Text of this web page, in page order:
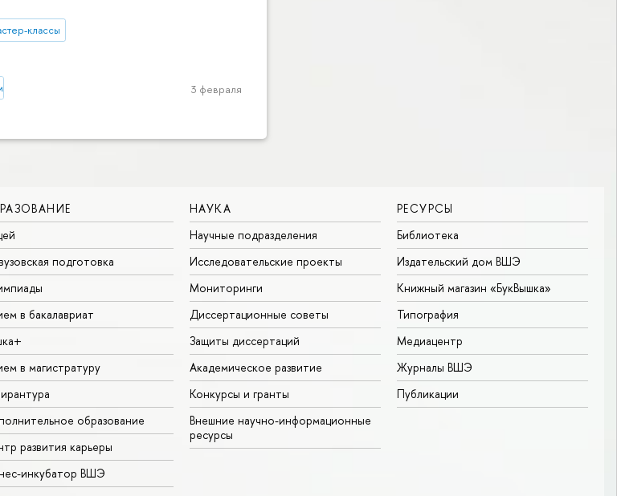
классы
им. А.Н. Тихонова 3 февраля
подготовка
в бакалавриат
в магистратуру
образование
развития карьеры
инкубатор ВШЭ
НАУКА
Научные подразделения
Исследовательские проекты
Мониторинги
Диссертационные советы
Защиты диссертаций
Академическое развитие
Конкурсы и гранты
Внешние научно-информационные
ресурсы
РЕСУРСЫ
Библиотека
Издательский дом ВШЭ
Книжный магазин «БукВышка»
Типография
Медиацентр
Журналы ВШЭ
Публикации